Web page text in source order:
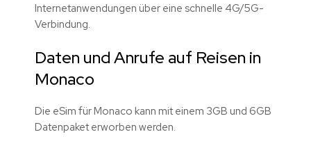
Internetanwendungen über eine schnelle 4G/5G-
Verbindung.
Daten und Anrufe auf Reisen in
Monaco
Die eSim für Monaco kann mit einem 3GB und 6GB
Datenpaket erworben werden.